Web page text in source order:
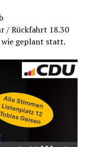
/ Rückfahrt 18.30
geplant statt.